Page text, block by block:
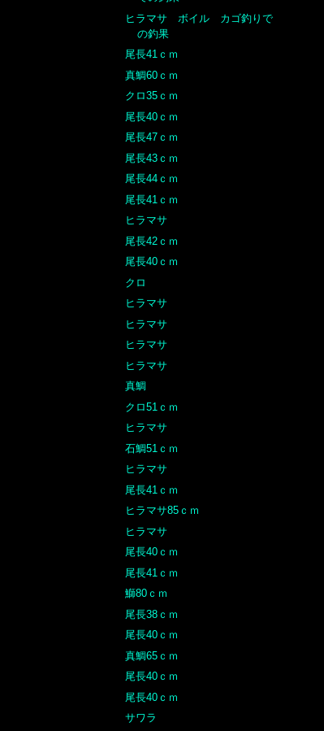
ヒラマサ ボイル カゴ釣りで
の釣果
尾長41ｃｍ
真鯛60ｃｍ
クロ35ｃｍ
尾長40ｃｍ
尾長47ｃｍ
尾長43ｃｍ
尾長44ｃｍ
尾長41ｃｍ
ヒラマサ
尾長42ｃｍ
尾長40ｃｍ
クロ
ヒラマサ
ヒラマサ
ヒラマサ
ヒラマサ
真鯛
クロ51ｃｍ
ヒラマサ
石鯛51ｃｍ
ヒラマサ
尾長41ｃｍ
ヒラマサ85ｃｍ
ヒラマサ
尾長40ｃｍ
尾長41ｃｍ
鰤80ｃｍ
尾長38ｃｍ
尾長40ｃｍ
真鯛65ｃｍ
尾長40ｃｍ
尾長40ｃｍ
サワラ